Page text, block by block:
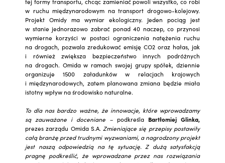
w ruchu międzynarodowym na transport drogowo-kolejowy.
Projekt Omidy ma wymiar ekologiczny. Jeden pociąg jest
w stanie jednorazowo zabrać ponad 40 naczep, co przynosi
wymierne korzyści w postaci ograniczenia natężenia ruchu
na drogach, pozwala zredukować emisję CO2 oraz hałas, jak
i również zwiększa bezpieczeństwo innych podróżnych
na drogach. Omida w ramach swojej grupy spółek, dziennie
organizuje 1500 załadunków w relacjach krajowych
i międzynarodowych, zatem planowana zmiana będzie miała
istotny wpływ na środowisko naturalne.
To dla nas bardzo ważne, że innowacje, które wprowadzamy
są zauważane i doceniane – podkreśla Bartłomiej Glinka,
prezes zarządu Omida S.A. Zmieniające się przepisy postawiły
całą branżę przed trudnymi wyzwaniami, a nagrodzony projekt
jest naszą odpowiedzią na tę sytuację. Z dużą satysfakcją
pragnę podkreślić, że wprowadzane przez nas rozwiązania